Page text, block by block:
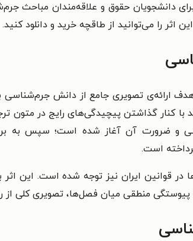
دانشجویان حقوق و علاقه‌مندان مباحث
را می‌توانید از طاقچه خرید و دانلود کنید.
ارائه‌ی تصویری جامع از دانش جرم‌شناسی
با کنار گذاشتن پیچیدگی‌های رایج در
و ضرورت آن آغاز شده است؛ سپس به
است.
در قوانین ایران نیز توجه شده است. این اثر
منطقی میان فصل‌ها، تصویری کلی از